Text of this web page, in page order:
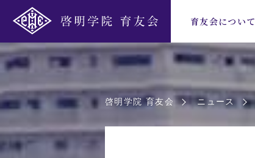
育友会について
啓明学院 育友会 ニュース